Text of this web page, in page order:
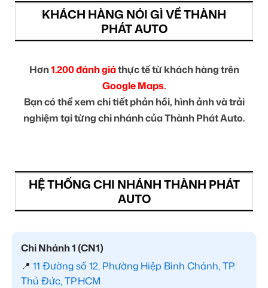
KHÁCH HÀNG NÓI GÌ VỀ THÀNH
PHÁT AUTO
Hơn1.200 đánh giáthực tế từ khách hàng trên
Google Maps.
Bạn có thể xem chi tiết phản hồi, hình ảnh và trải
nghiệm tại từng chi nhánh của Thành Phát Auto.
HỆ THỐNG CHI NHÁNH THÀNH PHÁT
AUTO
Chi Nhánh 1 (CN1)
📍 11 Đường số 12, Phường Hiệp Bình Chánh, TP.
Thủ Đức, TP.HCM